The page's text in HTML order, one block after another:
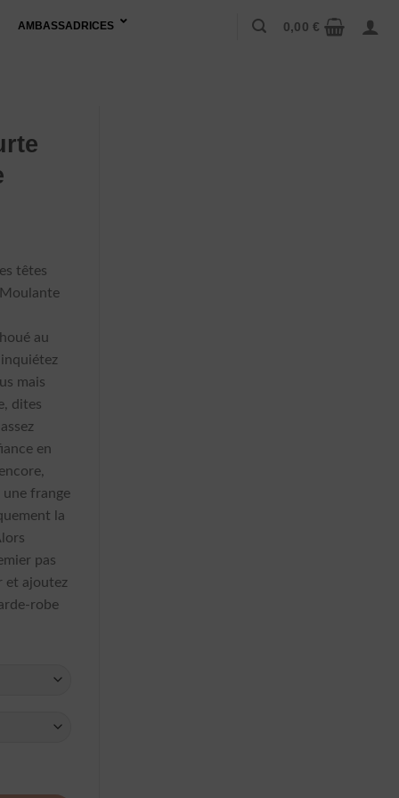
AMBASSADRICES 0,00€
:
€
€
têtes
au
mais
dites
en
une frange
la
pas
et ajoutez
robe